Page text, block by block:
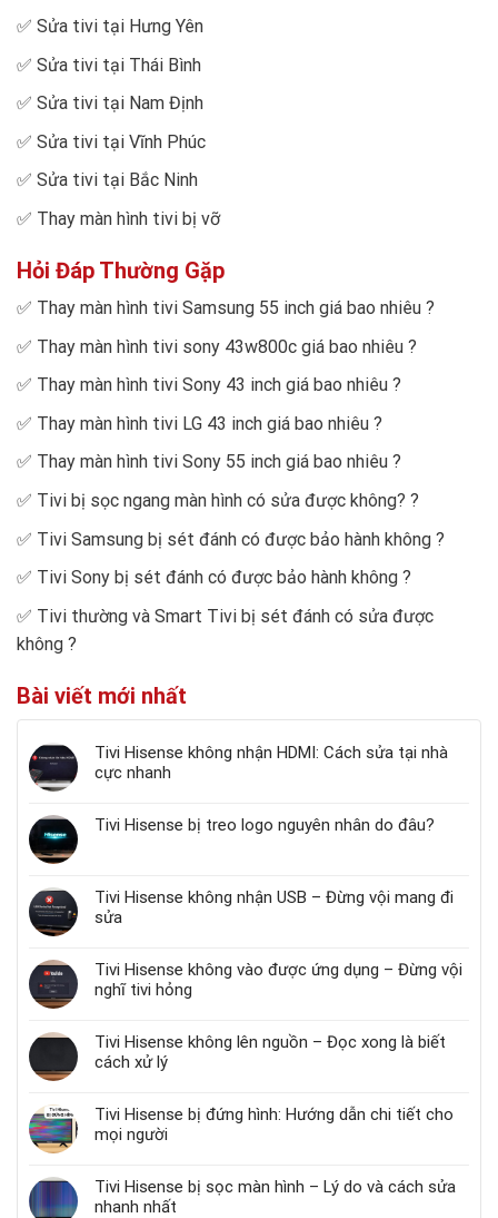
✅ Sửa tivi tại Hưng Yên
✅ Sửa tivi tại Thái Bình
✅ Sửa tivi tại Nam Định
✅ Sửa tivi tại Vĩnh Phúc
✅ Sửa tivi tại Bắc Ninh
✅ Thay màn hình tivi bị vỡ
Hỏi Đáp Thường Gặp
✅ Thay màn hình tivi Samsung 55 inch giá bao nhiêu ?
✅ Thay màn hình tivi sony 43w800c giá bao nhiêu ?
✅ Thay màn hình tivi Sony 43 inch giá bao nhiêu ?
✅ Thay màn hình tivi LG 43 inch giá bao nhiêu ?
✅ Thay màn hình tivi Sony 55 inch giá bao nhiêu ?
✅ Tivi bị sọc ngang màn hình có sửa được không? ?
✅ Tivi Samsung bị sét đánh có được bảo hành không ?
✅ Tivi Sony bị sét đánh có được bảo hành không ?
✅ Tivi thường và Smart Tivi bị sét đánh có sửa được
không ?
Bài viết mới nhất
Tivi Hisense không nhận HDMI: Cách sửa tại nhà
cực nhanh
Tivi Hisense bị treo logo nguyên nhân do đâu?
Tivi Hisense không nhận USB – Đừng vội mang đi
sửa
Tivi Hisense không vào được ứng dụng – Đừng vội
nghĩ tivi hỏng
Tivi Hisense không lên nguồn – Đọc xong là biết
cách xử lý
Tivi Hisense bị đứng hình: Hướng dẫn chi tiết cho
mọi người
Tivi Hisense bị sọc màn hình – Lý do và cách sửa
nhanh nhất